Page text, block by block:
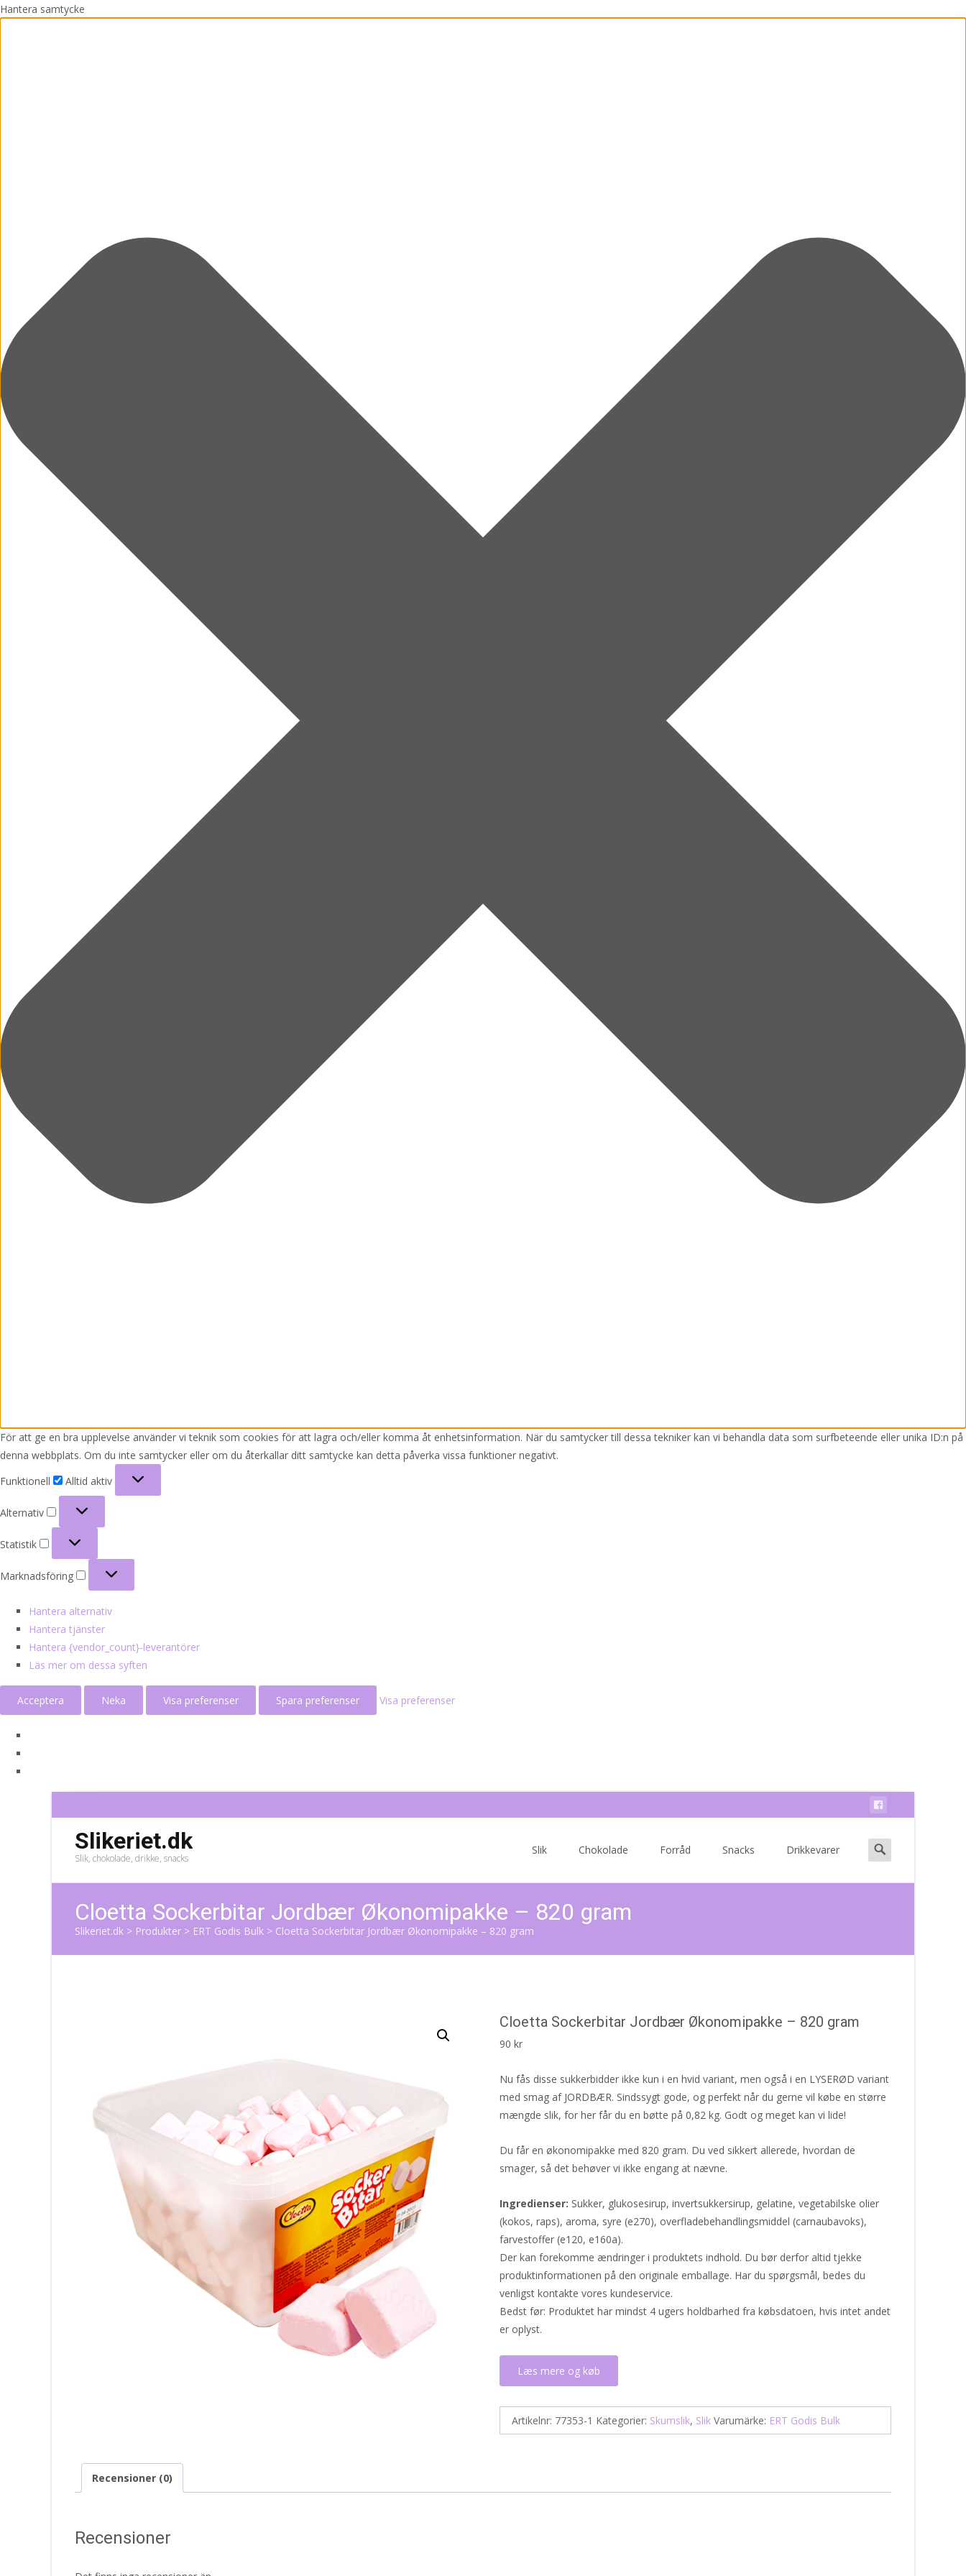
Hantera samtycke
För att ge en bra upplevelse använder vi teknik som cookies för att lagra och/eller komma åt enhetsinformation. När du samtycker till dessa tekniker kan vi behandla data som surfbeteende eller unika ID:n på
denna webbplats. Om du inte samtycker eller om du återkallar ditt samtycke kan detta påverka vissa funktioner negativt.
Funktionell
Alltid aktiv
Alternativ
Alternativ
Statistik
Statistik
Marknadsföring
Marknadsföring
Hantera alternativ
Hantera tjänster
Hantera {vendor_count}-leverantörer
Läs mer om dessa syften
Acceptera Neka Visa preferenser Spara preferenser Visa preferenser
Slikeriet.dk
Slik, chokolade, drikke, snacks
Slik Chokolade Forråd Snacks Drikkevarer
Search
for:
Cloetta Sockerbitar Jordbær Økonomipakke – 820 gram
Slikeriet.dk > Produkter > ERT Godis Bulk > Cloetta Sockerbitar Jordbær Økonomipakke – 820 gram
Cloetta Sockerbitar Jordbær Økonomipakke – 820 gram
90 kr
Nu fås disse sukkerbidder ikke kun i en hvid variant, men også i en LYSERØD variant
med smag af JORDBÆR. Sindssygt gode, og perfekt når du gerne vil købe en større
mængde slik, for her får du en bøtte på 0,82 kg. Godt og meget kan vi lide!
Du får en økonomipakke med 820 gram. Du ved sikkert allerede, hvordan de
smager, så det behøver vi ikke engang at nævne.
Ingredienser: Sukker, glukosesirup, invertsukkersirup, gelatine, vegetabilske olier
(kokos, raps), aroma, syre (e270), overfladebehandlingsmiddel (carnaubavoks),
farvestoffer (e120, e160a).
Der kan forekomme ændringer i produktets indhold. Du bør derfor altid tjekke
produktinformationen på den originale emballage. Har du spørgsmål, bedes du
venligst kontakte vores kundeservice.
Bedst før: Produktet har mindst 4 ugers holdbarhed fra købsdatoen, hvis intet andet
er oplyst.
Læs mere og køb
Artikelnr: 77353-1 Kategorier: Skumslik, Slik Varumärke: ERT Godis Bulk
Recensioner (0)
Recensioner